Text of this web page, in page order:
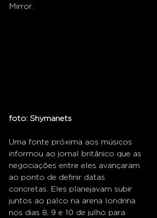
Mirror.
foto: Shymanets
Uma fonte próxima aos músicos
informou ao jornal britânico que as
negociações entre eles avançaram
ao ponto de definir datas
concretas. Eles planejavam subir
juntos ao palco na arena londrina
nos dias 8, 9 e 10 de julho para